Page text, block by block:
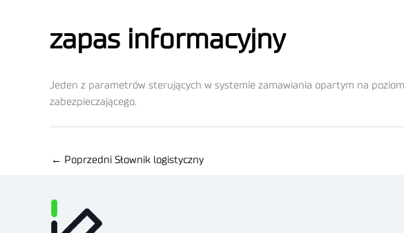
zapas informacyjny
Jeden z parametrów sterujących w systemie zamawiania opartym na
zabezpieczającego.
← Poprzedni Słownik logistyczny